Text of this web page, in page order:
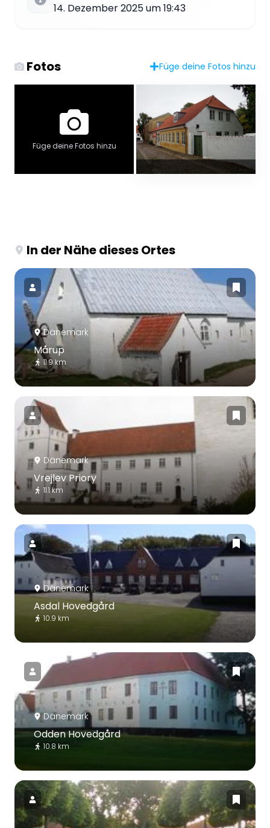
14. Dezember 2025 um 19:43
Fotos Füge deine Fotos hinzu
Füge deine Fotos hinzu
In der Nähe dieses Ortes
Dänemark
Mårup
11.9 km
Dänemark
Vrejlev Priory
11.1 km
Dänemark
Asdal Hovedgård
10.9 km
Dänemark
Odden Hovedgård
10.8 km